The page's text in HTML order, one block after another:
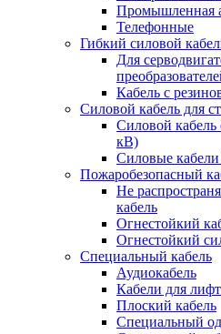
Промышленная
Телефонные
Гибкий силовой
Для
Кабель с
Силовой кабель для
Силовой кабель
кВ)
Силовые
Пожаробезопасный
Не
кабель
Огнестойкий
Огнестойкий
Специальный кабель
Аудиокабель
Кабели для
Плоский кабель
Специальный